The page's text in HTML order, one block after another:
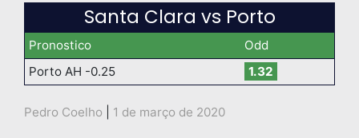
Santa Clara vs Porto
Pronostico
Odd
Porto AH -0.25
1.32
Pedro Coelho 1 de março de 2020